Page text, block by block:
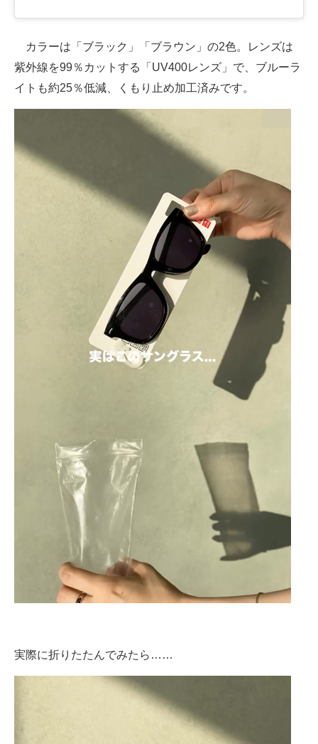
カラーは「ブラック」「ブラウン」の2色。レンズは
紫外線を99％カットする「UV400レンズ」で、ブルーラ
イトも約25％低減、くもり止め加工済みです。
実際に折りたたんでみたら……